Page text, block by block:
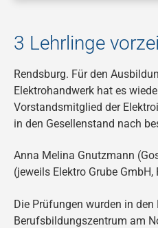
3 Lehrlinge
Rendsburg. Für den
Elektrohandwerk hat es
Vorstandsmitglied der
in den Gesellenstand nach
Anna Melina Gnutzmann
(jeweils Elektro Grube
Die Prüfungen wurden in
Berufsbildungszentrum am